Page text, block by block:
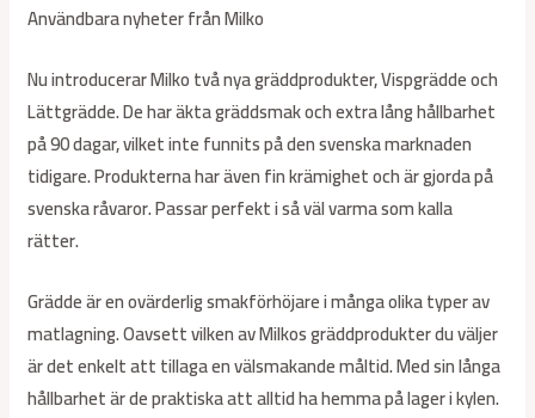
Användbara nyheter från Milko
Nu introducerar Milko två nya gräddprodukter, Vispgrädde och
Lättgrädde. De har äkta gräddsmak och extra lång hållbarhet
på 90 dagar, vilket inte funnits på den svenska marknaden
tidigare. Produkterna har även fin krämighet och är gjorda på
svenska råvaror. Passar perfekt i så väl varma som kalla
rätter.
Grädde är en ovärderlig smakförhöjare i många olika typer av
matlagning. Oavsett vilken av Milkos gräddprodukter du väljer
är det enkelt att tillaga en välsmakande måltid. Med sin långa
hållbarhet är de praktiska att alltid ha hemma på lager i kylen.